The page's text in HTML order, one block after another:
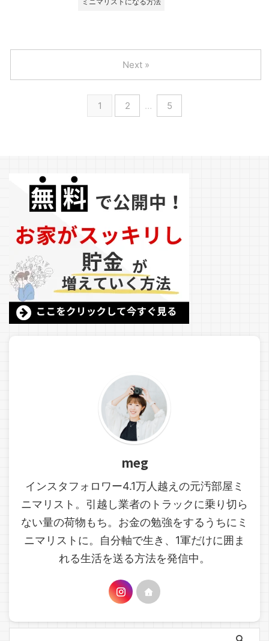
1 2 … 5
Next »
meg
インスタフォロワー4.1万人越えの元汚部屋ミ
ニマリスト。引越し業者のトラックに乗り切ら
ない量の荷物もち。お金の勉強をするうちにミ
ニマリストに。自分軸で生き、1軍だけに囲ま
れる生活を送る方法を発信中。